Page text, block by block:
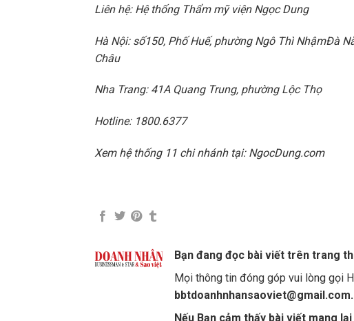
Liên hệ: Hệ thống Thẩm mỹ viện Ngọc Dung
Hà Nội: số150, Phố Huế, phường Ngô Thì NhậmĐà
Châu
Nha Trang: 41A Quang Trung, phường Lộc Thọ
Hotline: 1800.6377
Xem hệ thống 11 chi nhánh tại: NgocDung.com
Bạn đang đọc bài viết trên trang
Mọi thông tin đóng góp vui lòng gọi
bbtdoanhnhansaoviet@gmail.com.
Nếu Bạn cảm thấy bài viết mang